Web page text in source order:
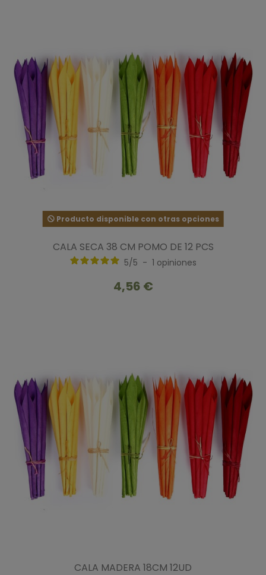
Producto disponible con otras opciones
CALA SECA 38 CM POMO DE 12 PCS
5/5 - 1 opiniones
4,56 €
CALA MADERA 18CM 12UD